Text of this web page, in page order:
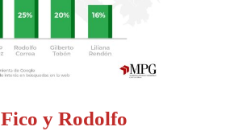
Fico y Rodolfo